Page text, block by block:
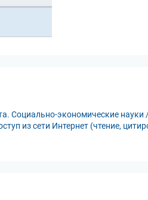
Социально-экономические науки
из сети Интернет (чтение,